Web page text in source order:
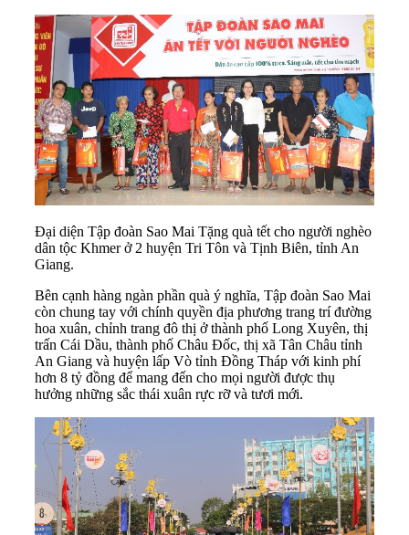
Đại diện Tập đoàn Sao Mai Tặng quà tết cho người nghèo
dân tộc Khmer ở 2 huyện Tri Tôn và Tịnh Biên, tỉnh An
Giang.
Bên cạnh hàng ngàn phần quà ý nghĩa, Tập đoàn Sao Mai
còn chung tay với chính quyền địa phương trang trí đường
hoa xuân, chỉnh trang đô thị ở thành phố Long Xuyên, thị
trấn Cái Dầu, thành phố Châu Đốc, thị xã Tân Châu tỉnh
An Giang và huyện lấp Vò tỉnh Đồng Tháp với kinh phí
hơn 8 tỷ đồng để mang đến cho mọi người được thụ
hưởng những sắc thái xuân rực rỡ và tươi mới.